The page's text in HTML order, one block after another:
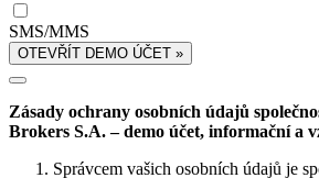
SMS/MMS
OTEVŘÍT DEMO ÚČET »
Zásady ochrany osobních údajů
Brokers S.A. – demo účet, informační a
Správcem vašich osobních údajů je